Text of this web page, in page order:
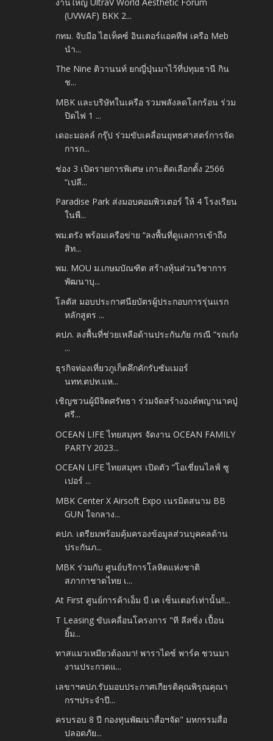
(UVWAF) BKK 2...
กทม. จับมือ ไฮเท็คซ์ อินเตอร์แอคทีฟ เครือ Meb
นำ...
The Nine ติวานนท์ ยกญี่ปุ่นมาไว้ที่ปทุมธานี กิน
ช...
MBK และบริษัทในเครือ รวมพลังลดโลกร้อน ร่วม
ปิดไฟ 1 ...
เดอะมอลล์ กรุ๊ป ร่วมขับเคลื่อนยุทธศาสตร์การจัด
การก...
ช่อง 3 เปิดรายการพิเศษ เกาะติดเลือกตั้ง 2566
“เปลี...
Paradise Park ส่งมอบคอมพิวเตอร์ ให้ 4 โรงเรียน
ในพื...
พม.ตรัง พร้อมเครือข่าย “ลงพื้นที่ดูแลการเข้าถึง
สิท...
พม. MOU ม.เกษมบัณฑิต สร้างหุ้นส่วนวิชาการ
พัฒนาบุ...
โลตัส มอบประกาศนียบัตรผู้ประกอบการรุ่นแรก
หลักสูตร ...
คปภ. ลงพื้นที่ช่วยเหลือด้านประกันภัย กรณี “รถเก๋ง
...
ธุรกิจท่องเที่ยวภูเก็ตคึกคักรับซัมเมอร์
นทท.ตปท.แห...
เชิญชวนผู้มีจิตศรัทธา ร่วมจัดสร้างองค์พญานาคปู่
ศรี...
OCEAN LIFE ไทยสมุทร จัดงาน OCEAN FAMILY
PARTY 2023...
OCEAN LIFE ไทยสมุทร เปิดตัว “โอเชี่ยนไลฟ์ ซู
เปอร์ ...
MBK Center X Airsoft Expo เนรมิตสนาม BB
GUN ใจกลาง...
คปภ. เตรียมพร้อมคุ้มครองข้อมูลส่วนบุคคลด้าน
ประกันภ...
MBK ร่วมกับ ศูนย์บริการโลหิตแห่งชาติ
สภากาชาดไทย เ...
At First ศูนย์การค้าเอ็ม บี เค เซ็นเตอร์เท่านั้น!!...
T Leasing ขับเคลื่อนโครงการ "ที ลีสซิ่ง เปื้อน
ยิ้ม...
ทาสแมวเหมียวต้องมา! พาราไดซ์ พาร์ค ชวนมา
งานประกวดแ...
เลขาฯคปภ.รับมอบประกาศเกียรติคุณพิรุณคุณา
กรฯประจำปี...
ครบรอบ 8 ปี กองทุนพัฒนาสื่อฯจัด" มหกรรมสื่อ
ปลอดภัย...